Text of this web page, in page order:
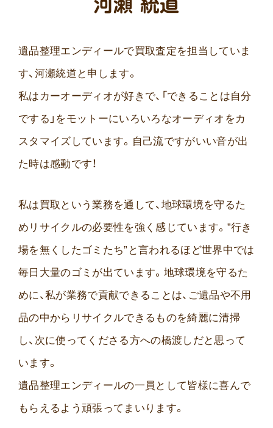
河瀬 統道
遺品整理エンディールで買取査定を担当していま
す、河瀬統道と申します。
私はカーオーディオが好きで、「できることは自分
でする」をモットーにいろいろなオーディオをカ
スタマイズしています。自己流ですがいい音が出
た時は感動です！
私は買取という業務を通して、地球環境を守るた
めリサイクルの必要性を強く感じています。”行き
場を無くしたゴミたち”と言われるほど世界中では
毎日大量のゴミが出ています。地球環境を守るた
めに、私が業務で貢献できることは、ご遺品や不用
品の中からリサイクルできるものを綺麗に清掃
し、次に使ってくださる方への橋渡しだと思って
います。
遺品整理エンディールの一員として皆様に喜んで
もらえるよう頑張ってまいります。